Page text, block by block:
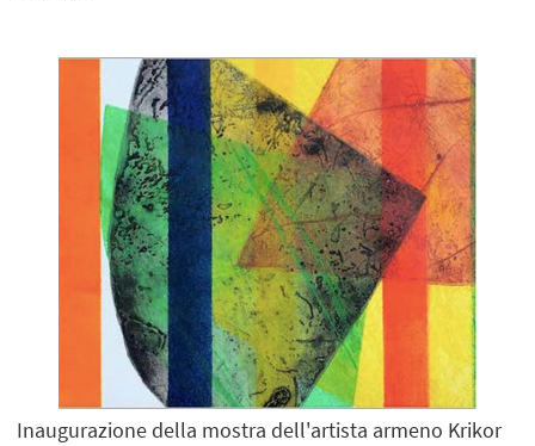
Inaugurazione della mostra dell'artista armeno Krikor